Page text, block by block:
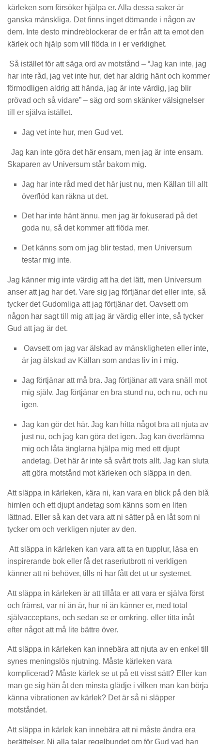
kärleken som försöker hjälpa er. Alla dessa saker är
ganska mänskliga. Det finns inget dömande i någon av
dem. Inte desto mindreblockerar de er från att ta emot den
kärlek och hjälp som vill flöda in i er verklighet.
Så istället för att säga ord av motstånd – “Jag kan inte, jag
har inte råd, jag vet inte hur, det har aldrig hänt och kommer
förmodligen aldrig att hända, jag är inte värdig, jag blir
prövad och så vidare” – säg ord som skänker välsignelser
till er själva istället.
Jag vet inte hur, men Gud vet.
Jag kan inte göra det här ensam, men jag är inte ensam.
Skaparen av Universum står bakom mig.
Jag har inte råd med det här just nu, men Källan till a llt
överflöd kan räkna ut det.
Det har inte hänt ännu, men jag är fokuserad på det
goda nu, så det kommer att flöda mer.
Det känns som om jag blir testad, men Universum
testar mig inte.
Jag känner mig inte värdig att ha det lätt, men Universum
anser att jag har det. Vare sig jag förtjänar det eller inte, så
tycker det Gudomliga att jag förtjänar det. Oavsett om
någon har sagt till mig att jag är värdig eller inte, så tycker
Gud att jag är det.
Oavsett om jag var älskad av mänskligheten eller inte,
är jag älskad av Källan som andas liv in i mig.
Jag förtjänar att må bra. Jag förtjänar att vara snäll mot
mig själv. Jag förtjänar en bra stund nu, och nu, och nu
igen.
Jag kan gör det här. Jag kan hitta något bra att njuta av
just nu, och jag kan göra det igen. Jag kan överl ämna
mig och låta änglarna hjälpa mig med ett djupt
andetag. Det här är inte så svårt trots allt. Jag kan sluta
att göra motstånd mot kärleken och släppa in den.
Att släppa in kärleken, kära ni, kan vara en blick på den blå
himlen och ett djupt andetag som känns som en liten
lättnad. Eller så kan det vara att ni sätter på en låt som ni
tycker om och verkligen njuter av den.
Att släppa in kärleken kan vara att ta en tupplur, läsa en
inspirerande bok eller få det raseriutbrott ni verkligen
känner att ni behöver, tills ni har fått det ut ur systemet.
Att släppa in kärleken är att tillåta er att vara er själva först
och främst, var ni än är, hur ni än känner er, med total
självacceptans, och sedan se er omkring, eller titta inåt
efter något att må lite bättre över.
Att släppa in kärleken kan innebära att njuta av en enkel till
synes meningslös njutning. Måste kärleken vara
komplicerad? Måste kärlek se ut på ett visst sätt? Eller kan
man ge sig hän åt den minsta glädje i vilken man kan börja
känna vibrationen av kärlek? Det är så ni släpper
motståndet.
Att släppa in kärlek kan innebära att ni måste ändra era
berättelser. Ni alla talar regel bundet om för Gud vad han